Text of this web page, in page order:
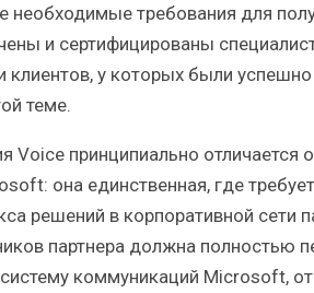
необходимые требования для
и сертифицированы
клиентов, у которых были
теме.
Voice принципиально отличается
она единственная, где
решений в корпоративной сети
партнера должна полностью
коммуникаций Microsoft,